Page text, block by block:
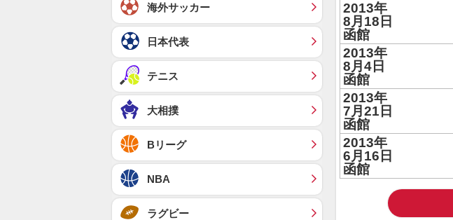
2013年
8月18日
函館
2013年
8月4日
函館
2013年
7月21日
函館
2013年
6月16日
函館
海外サッカー
日本代表
テニス
大相撲
Bリーグ
NBA
ラグビー